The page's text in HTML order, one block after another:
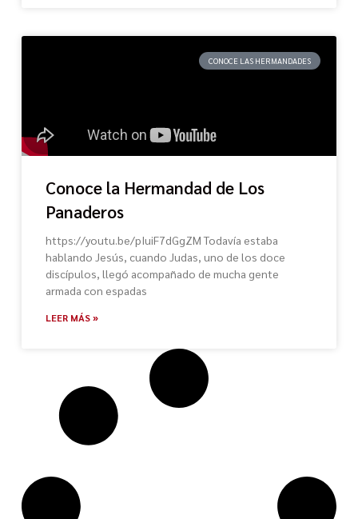
CONOCE LAS HERMANDADES
Conoce la Hermandad de Los
Panaderos
https://youtu.be/pIuiF7dGgZM Todavía estaba
hablando Jesús, cuando Judas, uno de los doce
discípulos, llegó acompañado de mucha gente
armada con espadas
LEER MÁS »